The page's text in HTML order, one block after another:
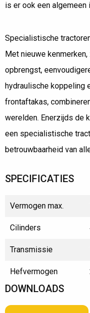
is er ook een algemeen
Specialistische
Met nieuwe
opbrengst,
hydraulische koppeling
frontaftakas,
werelden. Enerzijds de
een specialistische
betrouwbaarheid van
SPECIFICATIES
Vermogen max.
Cilinders
Transmissie
Hefvermogen
DOWNLOADS